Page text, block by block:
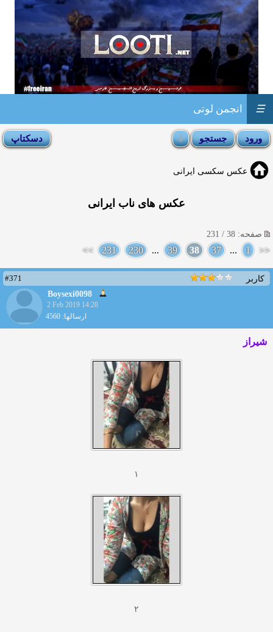
انجمن لوتی ☰
عکس سکسی ایرانی
عکس های ناب ایرانی
صفحه: 38 / 231
<<
1
...
37
38
39
...
230
231
>>
کاربر
#371
Boysexi0098
2 Feb 2019 14:28
ارسالها: 4560
شیراز
۱
۲